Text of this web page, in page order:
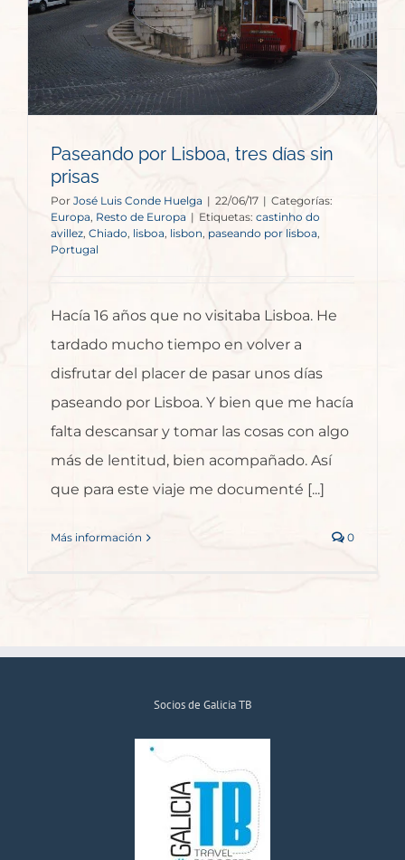
Paseando por Lisboa, tres días sin
prisas
Por José Luis Conde Huelga | 22/06/17 | Categorías:
Europa, Resto de Europa | Etiquetas: castinho do
avillez, Chiado, lisboa, lisbon, paseando por lisboa,
Portugal
Hacía 16 años que no visitaba Lisboa. He
tardado mucho tiempo en volver a
disfrutar del placer de pasar unos días
paseando por Lisboa. Y bien que me hacía
falta descansar y tomar las cosas con algo
más de lentitud, bien acompañado. Así
que para este viaje me documenté [...]
Más información 0
Socios de Galicia TB